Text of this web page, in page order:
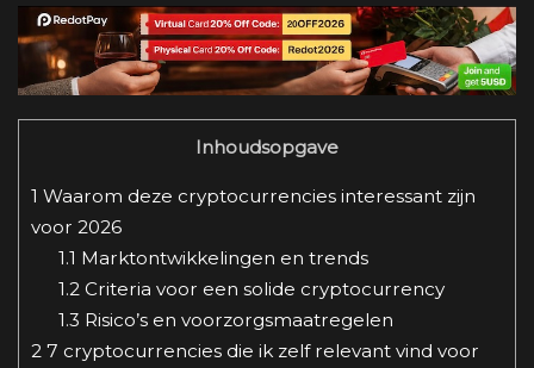
Inhoudsopgave
1 Waarom deze cryptocurrencies interessant zijn
voor 2026
1.1 Marktontwikkelingen en trends
1.2Criteria voor een solide cryptocurrency
1.3 Risico’s en voorzorgsmaatregelen
2 7 cryptocurrencies die ik zelf relevant vind voor